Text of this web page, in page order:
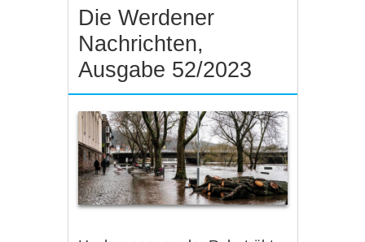
Die Werdener
Nachrichten,
Ausgabe 52/2023